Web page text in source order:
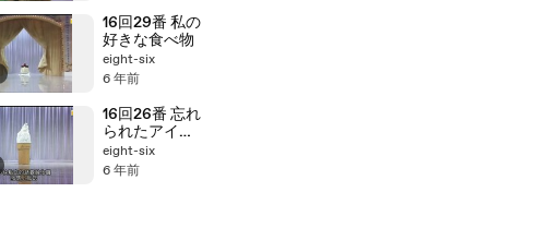
16回29番 私の
好きな食べ物
eight-six
6 年前
16回26番 忘れ
られたアイス
クリーム
eight-six
6 年前